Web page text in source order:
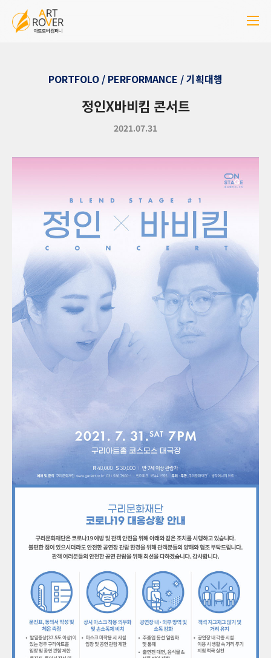
PORTFOLO / PERFORMANCE / 기획대행
정인X바비킴 콘서트
2021.07.31